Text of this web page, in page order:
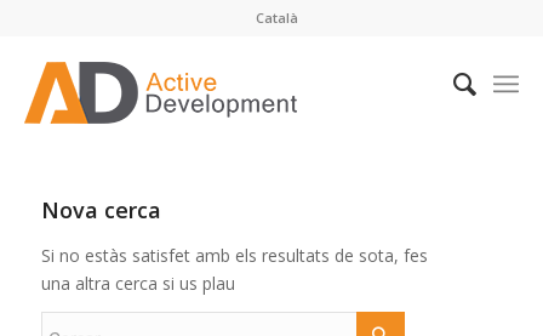
Català
Nova cerca
Si no estàs satisfet amb els resultats de sota, fes
una altra cerca si us plau